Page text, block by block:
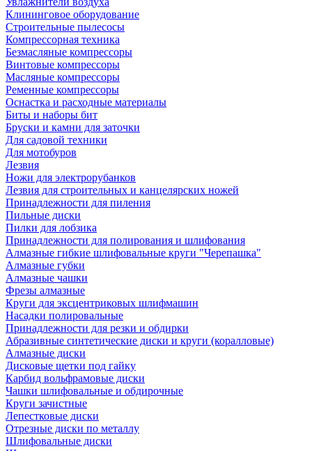
Клининговое оборудование
Строительные пылесосы
Компрессорная техника
Безмасляные компрессоры
Винтовые компрессоры
Масляные компрессоры
Ременные компрессоры
Оснастка и расходные материалы
Биты и наборы бит
Бруски и камни для заточки
Для садовой техники
Для мотобуров
Лезвия
Ножи для электрорубанков
Лезвия для строительных и канцелярских ножей
Принадлежности для пиления
Пильные диски
Пилки для лобзика
Принадлежности для полирования и шлифования
Алмазные гибкие шлифовальные круги "Черепашка"
Алмазные губки
Алмазные чашки
Фрезы алмазные
Круги для эксцентриковых шлифмашин
Насадки полировальные
Принадлежности для резки и обдирки
Абразивные синтетические диски и круги (коралловые)
Алмазные диски
Дисковые щетки под гайку
Карбид вольфрамовые диски
Чашки шлифовальные и обдирочные
Круги зачистные
Лепестковые диски
Отрезные диски по металлу
Шлифовальные диски